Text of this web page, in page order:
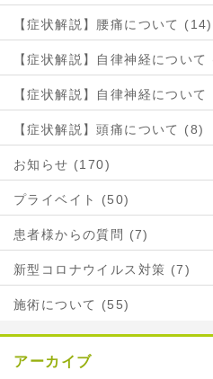
【症状解説】腰痛について (14)
【症状解説】自律神経について
【症状解説】自律神経につい
【症状解説】頭痛について (8)
お知らせ (170)
プライベイト (50)
患者様からの質問 (7)
新型コロナウイルス対策 (7)
施術について (55)
アーカイブ